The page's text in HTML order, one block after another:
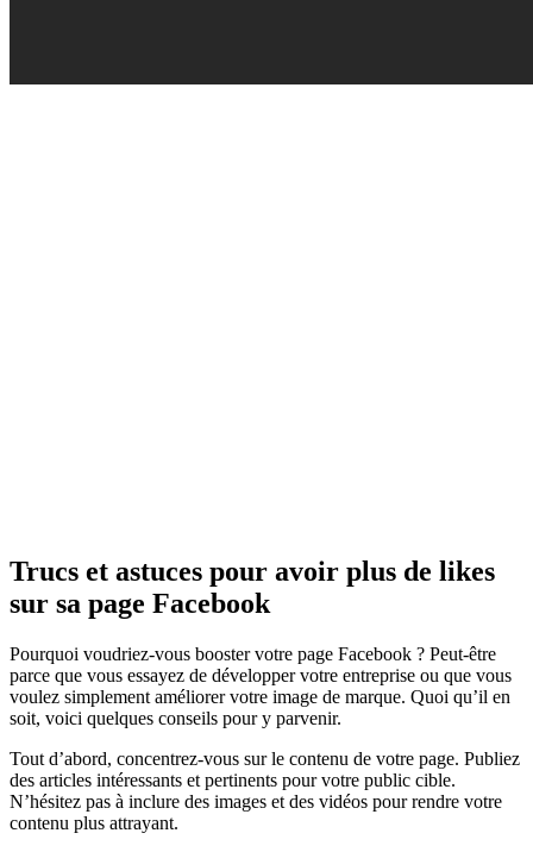
Trucs et astuces pour avoir plus de likes
sur sa page Facebook
Pourquoi voudriez-vous booster votre page Facebook ? Peut-être
parce que vous essayez de développer votre entreprise ou que vous
voulez simplement améliorer votre image de marque. Quoi qu’il en
soit, voici quelques conseils pour y parvenir.
Tout d’abord, concentrez-vous sur le contenu de votre page. Publiez
des articles intéressants et pertinents pour votre public cible.
N’hésitez pas à inclure des images et des vidéos pour rendre votre
contenu plus attrayant.